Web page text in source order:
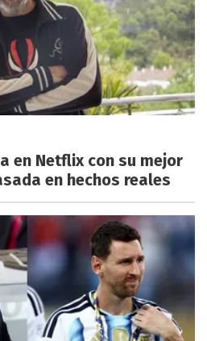
en Netflix con su mejor
en hechos reales